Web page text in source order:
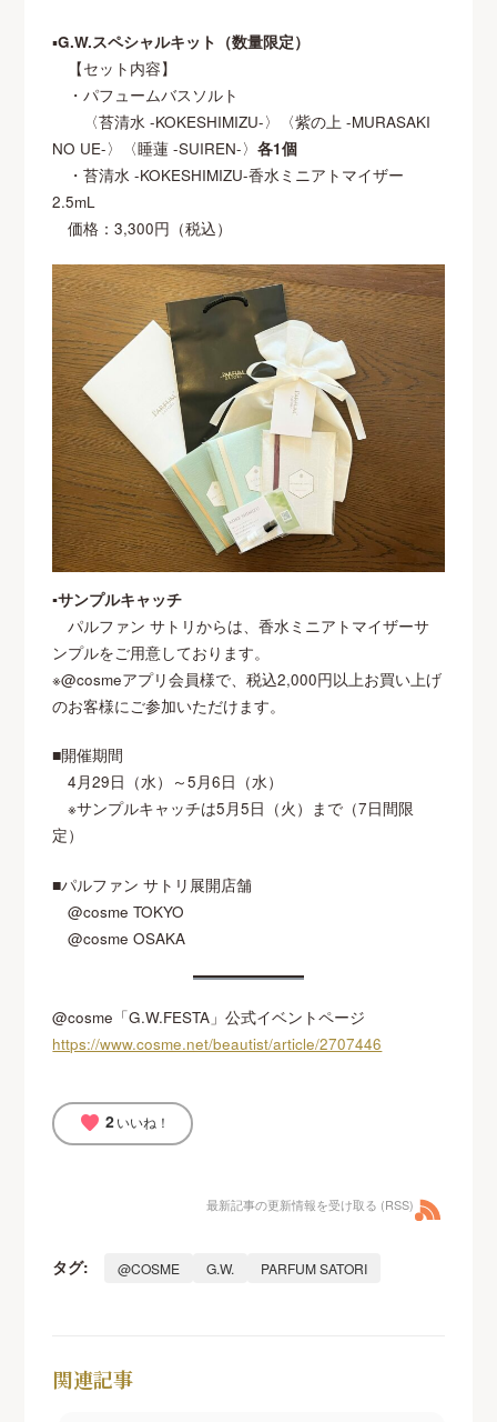
▪G.W.スペシャルキット（数量限定）
【セット内容】
・パフュームバスソルト
〈苔清水 -KOKESHIMIZU-〉〈紫の上 -MURASAKI
NO UE-〉〈睡蓮 -SUIREN-〉各1個
・苔清水 -KOKESHIMIZU-香水ミニアトマイザー
2.5mL
価格：3,300円（税込）
▪サンプルキャッチ
パルファン サトリからは、香水ミニアトマイザーサ
ンプルをご用意しております。
※@cosmeアプリ会員様で、税込2,000円以上お買い上げ
のお客様にご参加いただけます。
■開催期間
4月29日（水）～5月6日（水）
※サンプルキャッチは5月5日（火）まで（7日間限
定）
■パルファン サトリ展開店舗
@cosme TOKYO
@cosme OSAKA
@cosme「G.W.FESTA」公式イベントページ
https://www.cosme.net/beautist/article/2707446
favorite 2いいね！
最新記事の更新情報を受け取る (RSS)
タグ: @COSME G.W. PARFUM SATORI
関連記事